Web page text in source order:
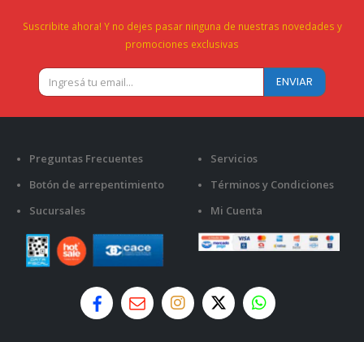
Suscribite ahora! Y no dejes pasar ninguna de nuestras novedades y
promociones exclusivas
Preguntas Frecuentes
Botón de arrepentimiento
Sucursales
Servicios
Términos y Condiciones
Mi Cuenta